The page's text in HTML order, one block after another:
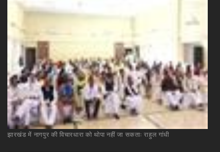
झारखंड में नागपुर की विचारधारा को थोपा नहीं जा सकताः राहुल गांधी